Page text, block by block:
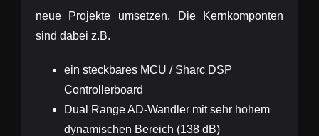
neue Projekte umsetzen. Die Kernkomponten
sind dabei z.B.
ein steckbares MCU / Sharc DSP
Controllerboard
Dual Range AD-Wandler mit sehr hohem
dynamischen Bereich (138 dB)